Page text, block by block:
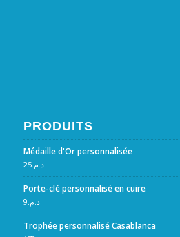
PRODUITS
Médaille d'Or personnalisée
د.م.25
Porte-clé personnalisé en cuire
د.م. 9
Trophée personnalisé Casablanca